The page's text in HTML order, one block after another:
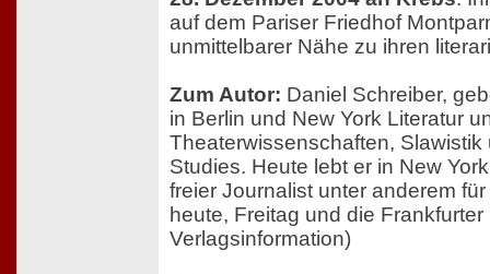
auf dem Pariser Friedhof
unmittelbarer Nähe zu ihren
Zum Autor: Daniel Schreiber,
in Berlin und New York Literatur
Theaterwissenschaften, Slawistik
Studies. Heute lebt er in New
freier Journalist unter anderem
heute, Freitag und die
Verlagsinformation)